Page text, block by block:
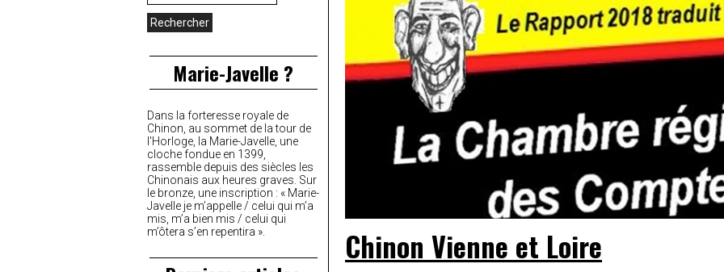
Marie-Javelle ?
Dans la forteresse royale de
Chinon, au sommet de la tour de
l'Horloge, la Marie-Javelle, une
cloche fondue en 1399,
rassemble depuis des siècles les
Chinonais aux heures graves. Sur
le bronze, une inscription : « Marie-
Javelle je m’appelle / celui qui m’a
mis, m’a bien mis / celui qui
m’ôtera s’en repentira ».
Chinon Vienne et Loire